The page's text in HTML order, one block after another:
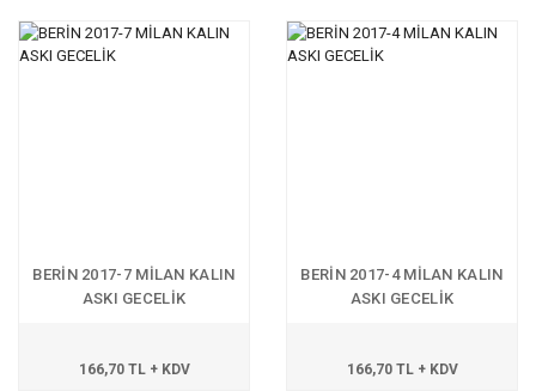
BERİN 2017-7 MİLAN KALIN
ASKI GECELİK
166,70 TL + KDV
BERİN 2017-4 MİLAN KALIN
ASKI GECELİK
166,70 TL + KDV